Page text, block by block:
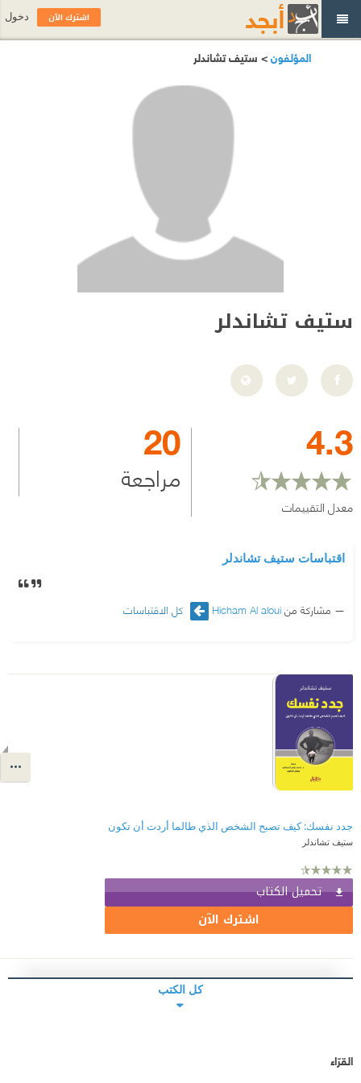
المؤلفون> ستيف تشاندلر
ستيف تشاندلر
4.3
معدل التقييمات
20
مراجعة
اقتباسات ستيف تشاندلر
مشاركة منHicham Al aloui كل الاقتباسات
جدد نفسك: كيف تصبح الشخص الذي طالما أردت أن تكون
ستيف تشاندلر
تحميل الكتاب
اشترك الآن
كل الكتب
القرّاء
اشترك الآن دخول